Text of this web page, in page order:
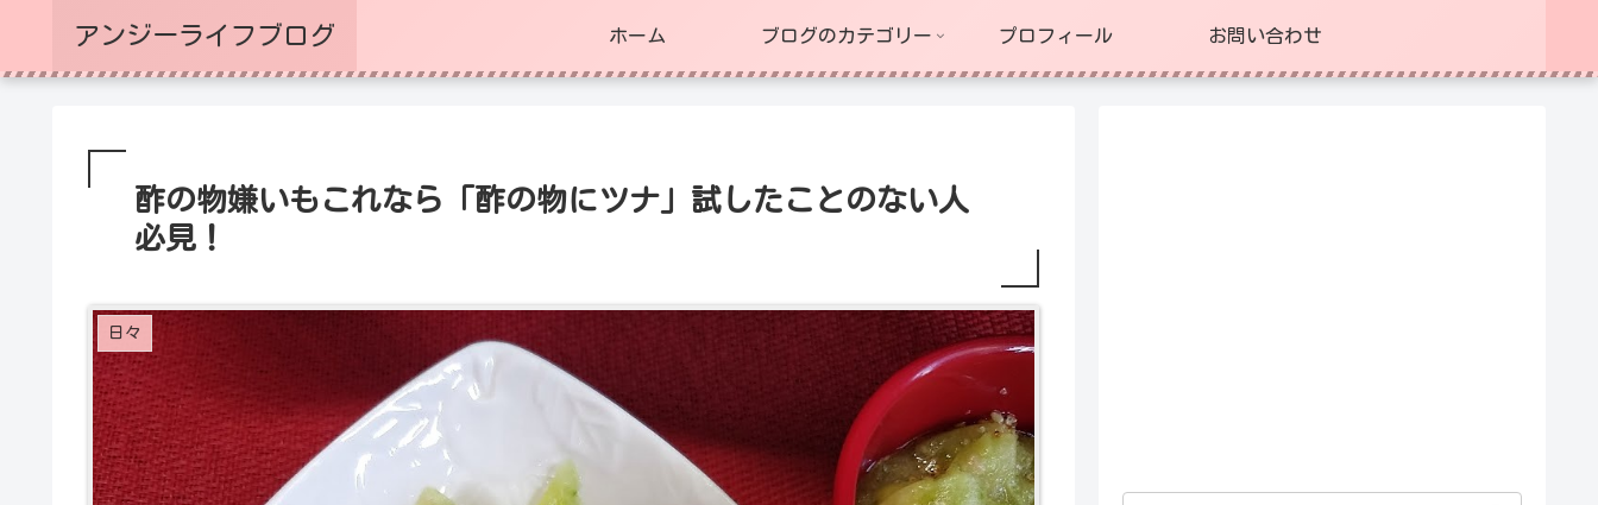
アンジーライフブログ ホーム ブログのカテゴリー プロフィール お問い合わせ
酢の物嫌いもこれなら「酢の物にツナ」試したことのない人
必見！
日々